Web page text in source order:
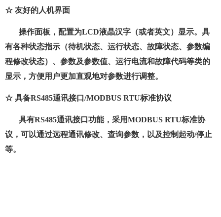
☆ 友好的人机界面
操作面板，配置为LCD液晶汉字（或者英文）显示。具
有各种状态指示（待机状态、运行状态、故障状态、参数编
程修改状态）、参数及参数值、运行电流和故障代码等类的
显示，方便用户更加直观地对参数进行调整。
☆ 具备RS485通讯接口 /MODBUS RTU标准协议
具有RS485通讯接口功能，采用MODBUS RTU标准协
议，可以通过远程通讯修改、查询参数，以及控制起动/停止
等。